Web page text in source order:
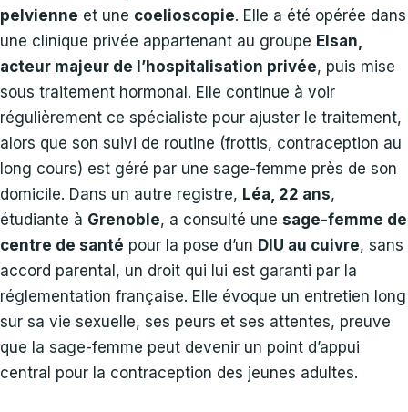
pelvienne et une coelioscopie. Elle a été opérée dans
une clinique privée appartenant au groupe Elsan,
acteur majeur de l’hospitalisation privée, puis mise
sous traitement hormonal. Elle continue à voir
régulièrement ce spécialiste pour ajuster le traitement,
alors que son suivi de routine (frottis, contraception au
long cours) est géré par une sage-femme près de son
domicile. Dans un autre registre, Léa, 22 ans,
étudiante à Grenoble, a consulté une sage-femme de
centre de santé pour la pose d’un DIU au cuivre, sans
accord parental, un droit qui lui est garanti par la
réglementation française. Elle évoque un entretien long
sur sa vie sexuelle, ses peurs et ses attentes, preuve
que la sage-femme peut devenir un point d’appui
central pour la contraception des jeunes adultes.